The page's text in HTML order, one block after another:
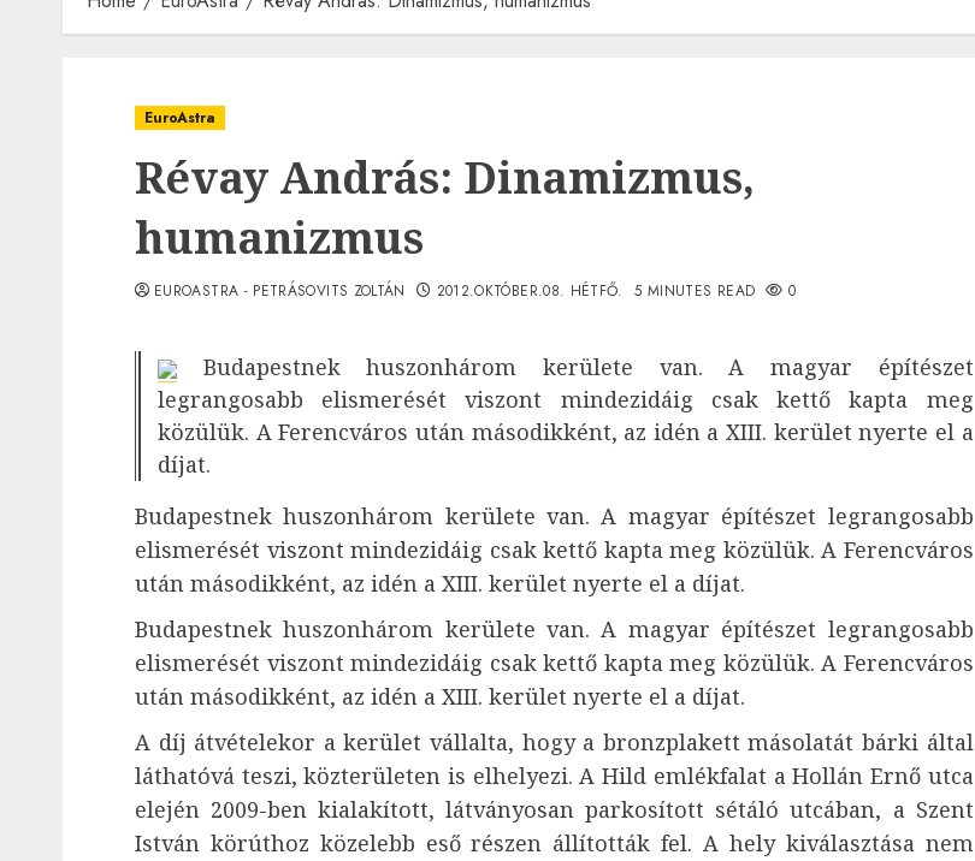
EuroAstra
Révay András: Dinamizmus,
humanizmus
EUROASTRA - PETRÁSOVITS ZOLTÁN 2012.OKTÓBER.08. HÉTFŐ. 5 MINUTES READ 0
Budapestnek huszonhárom kerülete van. A magyar építészet
legrangosabb elismerését viszont mindezidáig csak kettő kapta meg
közülük. A Ferencváros után másodikként, az idén a XIII. kerület nyerte el a
díjat.
Budapestnek huszonhárom kerülete van. A magyar építészet legrangosabb
elismerését viszont mindezidáig csak kettő kapta meg közülük. A Ferencváros
után másodikként, az idén a XIII. kerület nyerte el a díjat.
Budapestnek huszonhárom kerülete van. A magyar építészet legrangosabb
elismerését viszont mindezidáig csak kettő kapta meg közülük. A Ferencváros
után másodikként, az idén a XIII. kerület nyerte el a díjat.
A díj átvételekor a kerület vállalta, hogy a bronzplakett másolatát bárki által
láthatóvá teszi, közterületen is elhelyezi. A Hild emlékfalat a Hollán Ernő utca
elején 2009-ben kialakított, látványosan parkosított sétáló utcában, a Szent
István körúthoz közelebb eső részen állították fel. A hely kiválasztása nem